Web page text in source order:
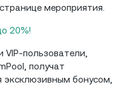
мероприятия.
20%!
пользователи,
получат
эксклюзивным бонусом,